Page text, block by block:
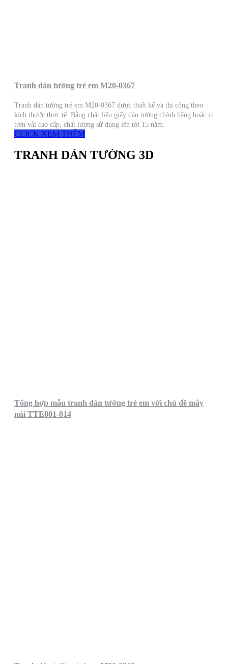
Tranh dán tường trẻ em M20-0367
Tranh dán tường trẻ em M20-0367 được thiết kế và thi công theo
kích thước thực tế. Bằng chất liệu giấy dán tường chính hãng hoặc in
trên vải cao cấp, chất lượng sử dụng lên tới 15 năm.
CLICK XEM THÊM
TRANH DÁN TƯỜNG 3D
Tổng hợp mẫu tranh dán tường trẻ em với chủ đề mây
núi TTE001-014